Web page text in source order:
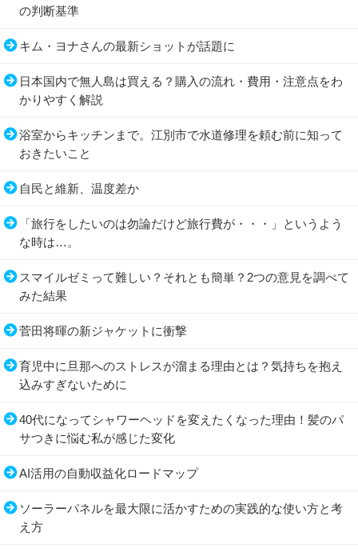
の判断基準
キム・ヨナさんの最新ショットが話題に
日本国内で無人島は買える？購入の流れ・費用・注意点をわ
かりやすく解説
浴室からキッチンまで。江別市で水道修理を頼む前に知って
おきたいこと
自民と維新、温度差か
「旅行をしたいのは勿論だけど旅行費が・・・」というよう
な時は…。
スマイルゼミって難しい？それとも簡単？2つの意見を調べて
みた結果
菅田将暉の新ジャケットに衝撃
育児中に旦那へのストレスが溜まる理由とは？気持ちを抱え
込みすぎないために
40代になってシャワーヘッドを変えたくなった理由！髪のパ
サつきに悩む私が感じた変化
AI活用の自動収益化ロードマップ
ソーラーパネルを最大限に活かすための実践的な使い方と考
え方